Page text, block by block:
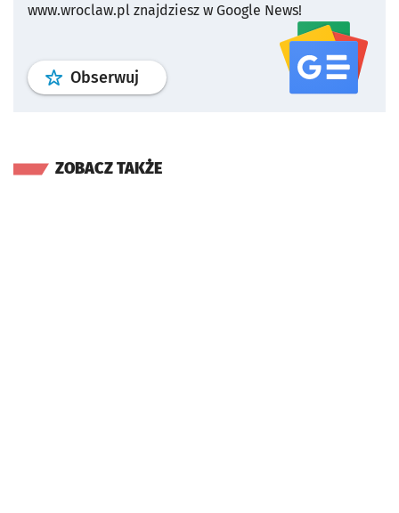
www.wroclaw.pl znajdziesz w Google News!
Obserwuj profil serwisu
ZOBACZ TAKŻE